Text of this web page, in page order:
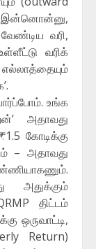
இன்னொன்னு,
வரி,
வரிக்
உங்க
அதாவது
கோடிக்கு
– அதாவது
அதுக்கும்
திட்டம்
ஒருவாட்டி,
Return)